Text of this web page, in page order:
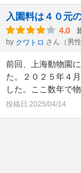
入園料は４０元
4.0
by クワトロ さん（男性
前回、上海動物園
た。２０２５年４
した。ここ数年で
投稿日:2025/04/14